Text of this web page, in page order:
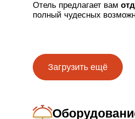
Отель предлагает вам
полный чудесных
Количество и выбор
В отеле 98 просторных и
Загрузить ещё